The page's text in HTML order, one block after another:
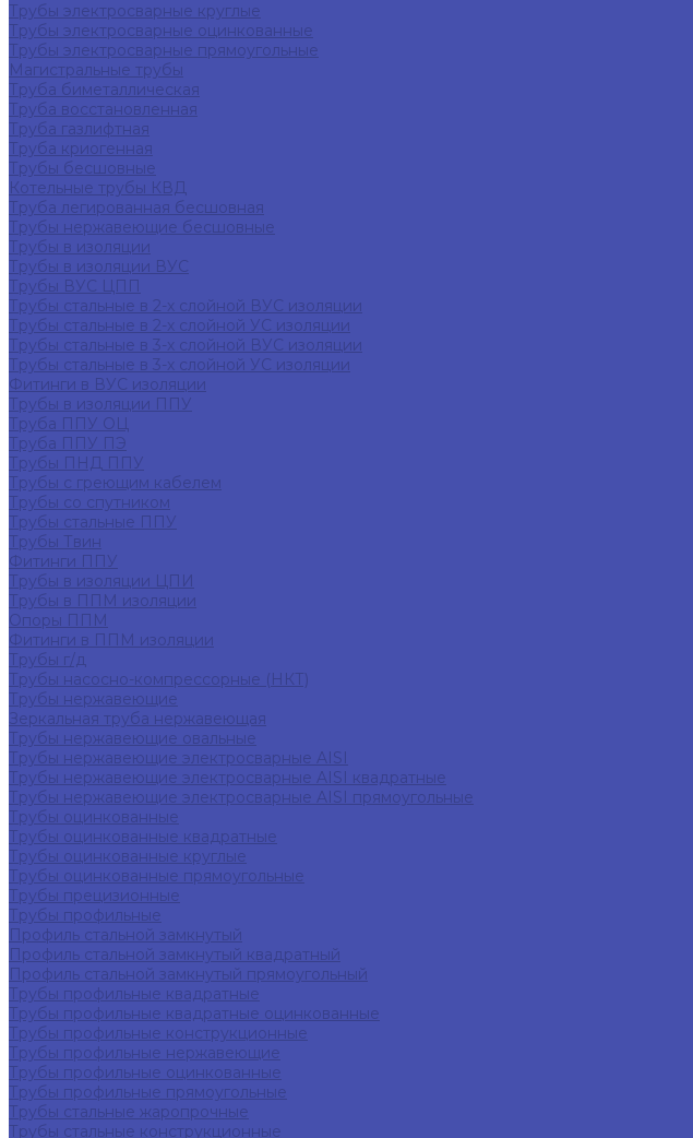
Трубы электросварные круглые
Трубы электросварные оцинкованные
Трубы электросварные прямоугольные
Магистральные трубы
Труба биметаллическая
Труба восстановленная
Труба газлифтная
Труба криогенная
Трубы бесшовные
Котельные трубы КВД
Труба легированная бесшовная
Трубы нержавеющие бесшовные
Трубы в изоляции
Трубы в изоляции ВУС
Трубы ВУС ЦПП
Трубы стальные в 2-х слойной ВУС изоляции
Трубы стальные в 2-х слойной УС изоляции
Трубы стальные в 3-х слойной ВУС изоляции
Трубы стальные в 3-х слойной УС изоляции
Фитинги в ВУС изоляции
Трубы в изоляции ППУ
Труба ППУ ОЦ
Труба ППУ ПЭ
Трубы ПНД ППУ
Трубы с греющим кабелем
Трубы со спутником
Трубы стальные ППУ
Трубы Твин
Фитинги ППУ
Трубы в изоляции ЦПИ
Трубы в ППМ изоляции
Опоры ППМ
Фитинги в ППМ изоляции
Трубы г/д
Трубы насосно-компрессорные (НКТ)
Трубы нержавеющие
Зеркальная труба нержавеющая
Трубы нержавеющие овальные
Трубы нержавеющие электросварные AISI
Трубы нержавеющие электросварные AISI квадратные
Трубы нержавеющие электросварные AISI прямоугольные
Трубы оцинкованные
Трубы оцинкованные квадратные
Трубы оцинкованные круглые
Трубы оцинкованные прямоугольные
Трубы прецизионные
Трубы профильные
Профиль стальной замкнутый
Профиль стальной замкнутый квадратный
Профиль стальной замкнутый прямоугольный
Трубы профильные квадратные
Трубы профильные квадратные оцинкованные
Трубы профильные конструкционные
Трубы профильные нержавеющие
Трубы профильные оцинкованные
Трубы профильные прямоугольные
Трубы стальные жаропрочные
Трубы стальные конструкционные